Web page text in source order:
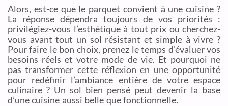
Alors, est-ce que le parquet convient à une cuisine ?
La réponse dépendra toujours de vos priorités :
privilégiez-vous l’esthétique à tout prix ou cherchez-
vous avant tout un sol résistant et simple à vivre ?
Pour faire le bon choix, prenez le temps d’évaluer vos
besoins réels et votre mode de vie. Et pourquoi ne
pas transformer cette réflexion en une opportunité
pour redéfinir l’ambiance entière de votre espace
culinaire ? Un sol bien pensé peut devenir la base
d’une cuisine aussi belle que fonctionnelle.